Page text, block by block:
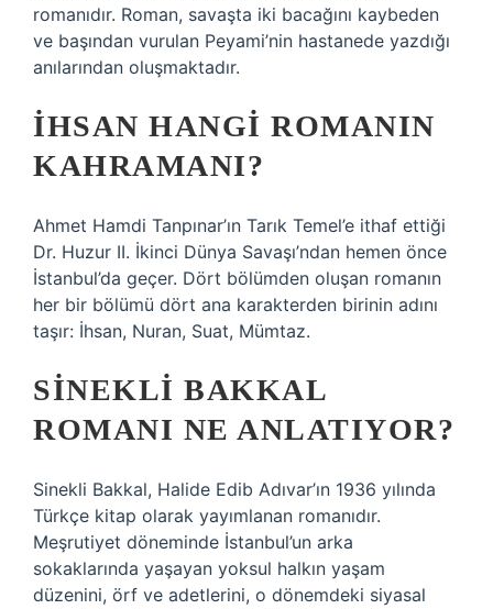
romanıdır. Roman, savaşta iki bacağını kaybeden
ve başından vurulan Peyami’nin hastanede yazdığı
anılarından oluşmaktadır.
İHSAN HANGI ROMANIN
KAHRAMANI?
Ahmet Hamdi Tanpınar’ın Tarık Temel’e ithaf ettiği
Dr. Huzur II. İkinci Dünya Savaşı’ndan hemen önce
İstanbul’da geçer. Dört bölümden oluşan romanın
her bir bölümü dört ana karakterden birinin adını
taşır: İhsan, Nuran, Suat, Mümtaz.
SINEKLI BAKKAL
ROMANI NE ANLATIYOR?
Sinekli Bakkal, Halide Edib Adıvar’ın 1936 yılında
Türkçe kitap olarak yayımlanan romanıdır.
Meşrutiyet döneminde İstanbul’un arka
sokaklarında yaşayan yoksul halkın yaşam
düzenini, örf ve adetlerini, o dönemdeki siyasal